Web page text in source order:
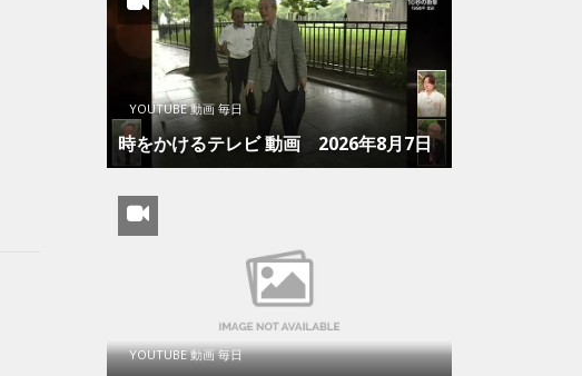
YOUTUBE 動画 毎日
時をかけるテレビ 動画 2026年8月7日
YOUTUBE 動画 毎日